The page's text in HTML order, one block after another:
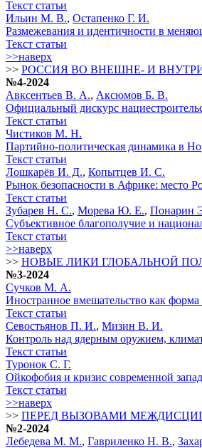
Текст статьи
Ильин М. В., Остапенко Г. И.
Размежевания и идентичности в
Текст статьи
>>наверх
>> РОССИЯ ВО ВНЕШНЕ- И
№4-2024
Авксентьев В. А., Аксюмов Б. В.
Официальный дискурс
Текст статьи
Чистиков М. Н.
Партийно-политическая динамика в
Текст статьи
Лошкарёв И. Д., Копытцев И. С.
Рынок безопасности в Африке: место
Текст статьи
Зубарев Н. С., Морева Ю. Е., Понарин
Субъективное благополучие и
Текст статьи
>>наверх
>> НОВЫЕ ЛИКИ ГЛОБАЛЬНОЙ
№3-2024
Сучков М. А.
Иностранное вмешательство как
Текст статьи
Севостьянов П. И., Мизин В. И.
Контроль над ядерным оружием,
Текст статьи
Туронок С. Г.
Ойкофобия и кризис современной
Текст статьи
>>наверх
>> ПЕРЕД ВЫЗОВАМИ
№2-2024
Лебедева М. М., Гавриленко Н. В.,